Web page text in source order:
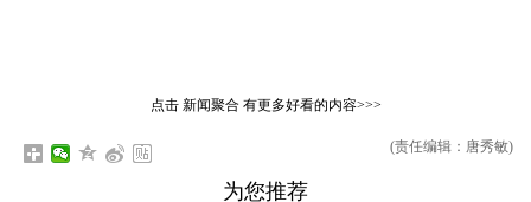
点击 新闻聚合有更多好看的内容>>>
(责任编辑：唐秀敏)
为您推荐